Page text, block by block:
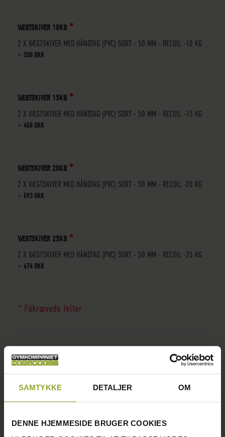
SAMTYKKE DETALJER OM
DENNE HJEMMESIDE BRUGER COOKIES
VÆGTSKIVER 10KG
2 X VÆGTSKIVER MED HÅNDTAG (PVC) SORT - 50 MM - RECOIL -10 KG
+ 330 DKK
VÆGTSKIVER 15KG
2 X VÆGTSKIVER MED HÅNDTAG (PVC) SORT - 50 MM - RECOIL -15 KG
+ 458 DKK
VÆGTSKIVER 20KG
2 X VÆGTSKIVER MED HÅNDTAG (PVC) SORT - 50 MM - RECOIL -20 KG
+ 593 DKK
VÆGTSKIVER 25KG
2 X VÆGTSKIVER MED HÅNDTAG (PVC) SORT - 50 MM - RECOIL -25 KG
+ 674 DKK
* Påkrævede felter